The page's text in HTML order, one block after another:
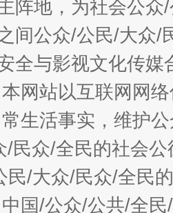
阵地，为社会公
间公众/公民/大众/
全与影视文化传
网站以互联网网
生活事实，维护
民众/全民的社会公
民/大众/民众/全民
中国/公众/公共/全